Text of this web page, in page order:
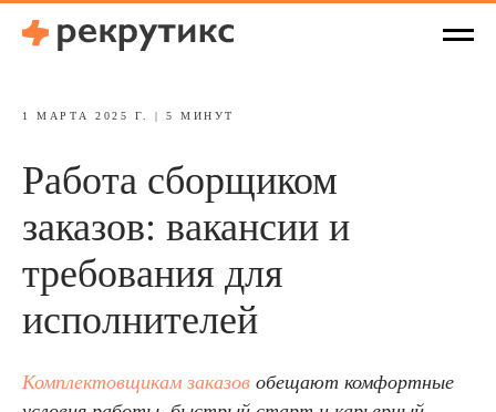
1 МАРТА 2025 Г. | 5 МИНУТ
Работа сборщиком
заказов: вакансии и
требования для
исполнителей
Комплектовщикам заказов обещают комфортные